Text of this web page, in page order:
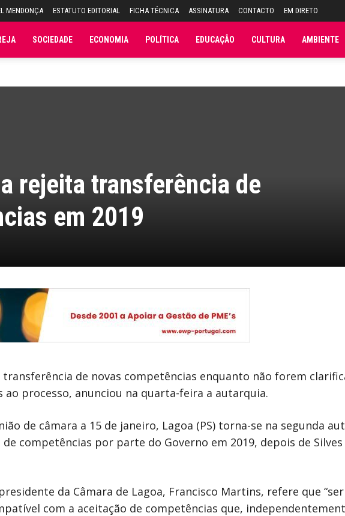
MENDONÇA ESTATUTO EDITORIAL FICHA TÉCNICA ASSINATURA CONTACTO EM DIRETO
SOCIEDADE ECONOMIA POLÍTICA EDUCAÇÃO CULTURA AMBIENTE
rejeita transferência de
em 2019
transferência de novas competências enquanto não forem
processo, anunciou na quarta-feira a autarquia.
de câmara a 15 de janeiro, Lagoa (PS) torna-se na segunda
competências por parte do Governo em 2019, depois de
da Câmara de Lagoa, Francisco Martins, refere que
com a aceitação de competências que,